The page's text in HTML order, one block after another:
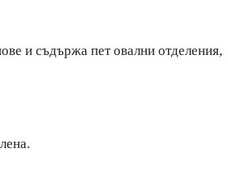
и съдържа пет овални отделения,